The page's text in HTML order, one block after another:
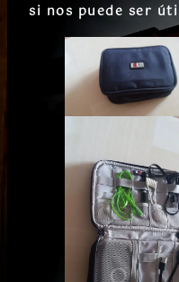
si nos puede ser